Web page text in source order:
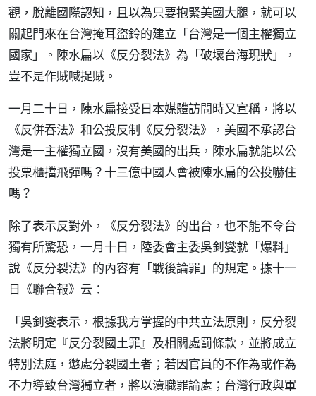
觀，脫離國際認知，且以為只要抱緊美國大腿，就可以
關起門來在台灣掩耳盜鈴的建立「台灣是一個主權獨立
國家」。陳水扁以《反分裂法》為「破壞台海現狀」，
豈不是作賊喊捉賊。
一月二十日，陳水扁接受日本媒體訪問時又宣稱，將以
《反併吞法》和公投反制《反分裂法》，美國不承認台
灣是一主權獨立國，沒有美國的出兵，陳水扁就能以公
投票櫃擋飛彈嗎？十三億中國人會被陳水扁的公投嚇住
嗎？
除了表示反對外，《反分裂法》的出台，也不能不令台
獨有所驚恐，一月十日，陸委會主委吳釗燮就「爆料」
說《反分裂法》的內容有「戰後論罪」的規定。據十一
日《聯合報》云：
「吳釗燮表示，根據我方掌握的中共立法原則，反分裂
法將明定『反分裂國土罪』及相關處罰條款，並將成立
特別法庭，懲處分裂國土者；若因官員的不作為或作為
不力導致台灣獨立者，將以瀆職罪論處；台灣行政與軍